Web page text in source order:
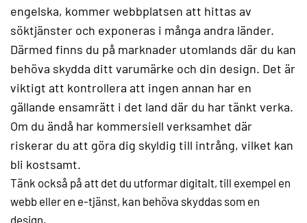
engelska, kommer webbplatsen att hittas av
söktjänster och exponeras i många andra länder.
Därmed finns du på marknader utomlands där du kan
behöva skydda ditt varumärke och din design. Det är
viktigt att kontrollera att ingen annan har en
gällande ensamrätt i det land där du har tänkt verka.
Om du ändå har kommersiell verksamhet där
riskerar du att göra dig skyldig till intrång, vilket kan
bli kostsamt.
Tänk också på att det du utformar digitalt, till exempel en
webb eller en e-tjänst, kan behöva skyddas som en
design.